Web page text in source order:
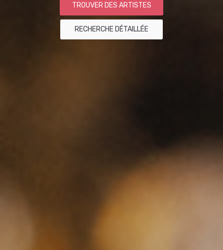
TROUVER DES ARTISTES
RECHERCHE DÉTAILLÉE